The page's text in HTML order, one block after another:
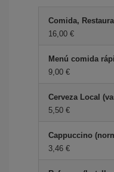
Comida,
16,00 €
Menú comida
9,00 €
Cerveza Local
5,50 €
Cappuccino
3,46 €